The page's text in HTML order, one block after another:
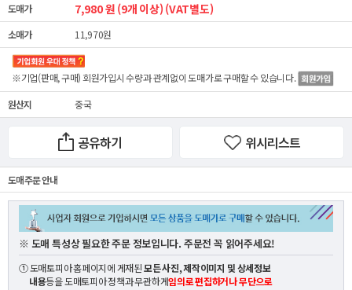
도매가
7,980 원 (9개 이상) (VAT별도)
소매가 11,970원
※기업(판매, 구매) 회원가입시 수량과 관계없이도매가로 구매할 수 있습니다.
원산지 중국
공유하기 위시리스트
도매 주문 안내
※ 도매 특성상 필요한 주문 정보입니다. 주문전 꼭 읽어주세요!
① 도매토피아 홈페이지에 게재된모든 사진, 제작이미지 및 상세정보
내용등을 도매토피아 정책과 무관하게임의로 편집하거나 무단으로